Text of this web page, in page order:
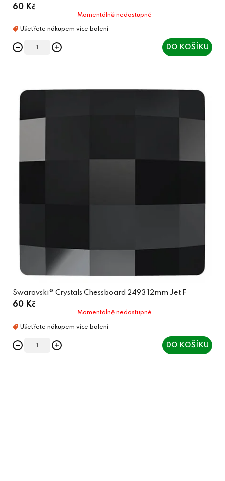
60 Kč
Momentálně nedostupné
DO KOŠÍKU
Swarovski® Crystals Chessboard 2493 12mm Jet F
60 Kč
Momentálně nedostupné
DO KOŠÍKU